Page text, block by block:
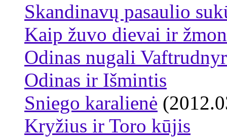
Skandinavų pasaulio
Kaip žuvo dievai ir
Odinas nugali
Odinas ir Išmintis
Sniego karalienė
Kryžius ir Toro kūjis